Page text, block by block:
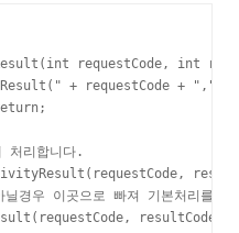
requestCode, int
+ requestCode + "," +
처리합니다.
경우 이곳으로 빠져 기본처리를 하
resultCode,